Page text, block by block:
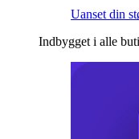
Uanset din
Indbygget i alle